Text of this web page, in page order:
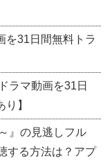
を31日間無料トラ
ラマ動画を31日
】
』の見逃しフル
する方法は？アプ